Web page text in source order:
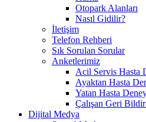
Otopark Alanları
Nasıl Gidilir?
İletişim
Telefon Rehberi
Sık Sorulan Sorular
Anketlerimiz
Acil Servis Hasta
Ayaktan Hasta
Yatan Hasta
Çalışan Geri
Dijital Medya